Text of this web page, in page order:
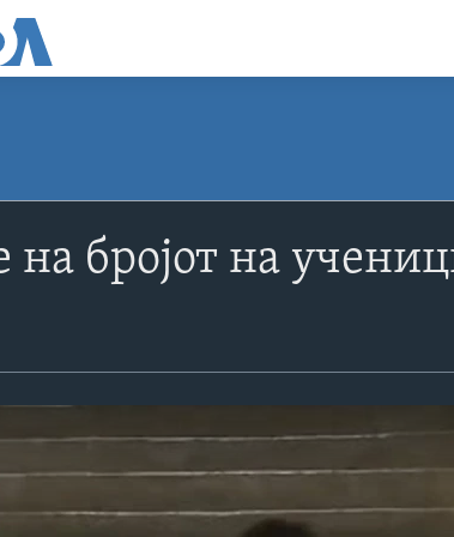
бројот на